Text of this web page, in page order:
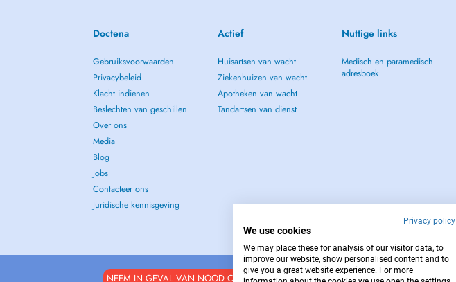
Doctena
Gebruiksvoorwaarden
Privacybeleid
Klacht indienen
Beslechten van geschillen
Over ons
Media
Blog
Jobs
Contacteer ons
Juridische kennisgeving
Actief
Huisartsen van wacht
Ziekenhuizen van wacht
Apotheken van wacht
Tandartsen van dienst
Nuttige links
Medisch en paramedisch
adresboek
NEEM IN GEVAL VAN NOOD CONTACT OP MET : 112
Privacy policy
We use cookies
We may place these for analysis of our visitor data, to
improve our website, show personalised content and to
give you a great website experience. For more